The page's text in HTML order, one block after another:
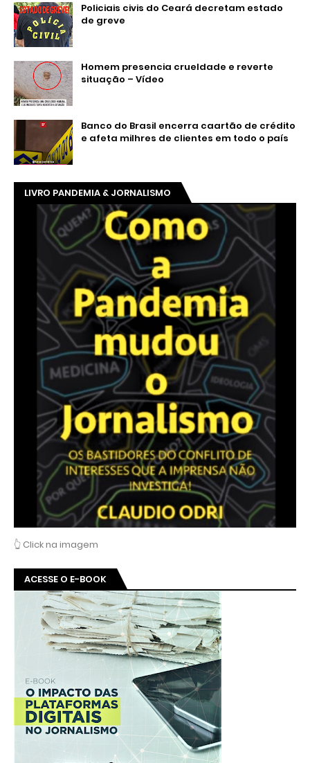
Policiais civis do Ceará decretam estado
de greve
Homem presencia crueldade e reverte
situação – Vídeo
Banco do Brasil encerra caartão de crédito
e afeta milhres de clientes em todo o país
LIVRO PANDEMIA & JORNALISMO
👆 Click na imagem
ACESSE O E-BOOK